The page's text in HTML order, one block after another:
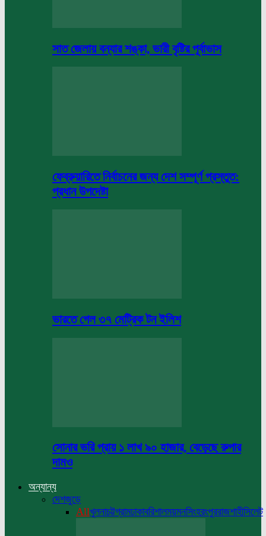
সাত জেলায় বন্যার শঙ্কা, ভারী বৃষ্টির পূর্বাভাস
ফেব্রুয়ারিতে নির্বাচনের জন্য দেশ সম্পূর্ণ প্রস্তুত:
প্রধান উপদেষ্টা
ভারতে গেল ৩৭ মেট্রিক টন ইলিশ
সোনার ভরি প্রায় ১ লাখ ৯০ হাজার, বেড়েছে রুপার
দামও
অন্যান্য
দেশজুড়ে
Allখুলনাচট্টগ্রামঢাকাবরিশালময়মনসিংহরংপুররাজশাহীসিলেট